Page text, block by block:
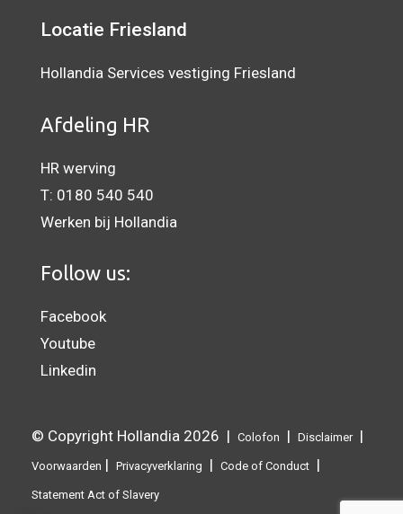
Locatie Friesland
Hollandia Services vestiging Friesland
Afdeling HR
HR werving
T: 0180 540 540
Werken bij Hollandia
Follow us:
Facebook
Youtube
Linkedin
© Copyright Hollandia 2026 | Colofon | Disclaimer|
Voorwaarden | Privacyverklaring | Code of Conduct |
Statement Act of Slavery